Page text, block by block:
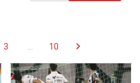
3 ... 10 chevron_right